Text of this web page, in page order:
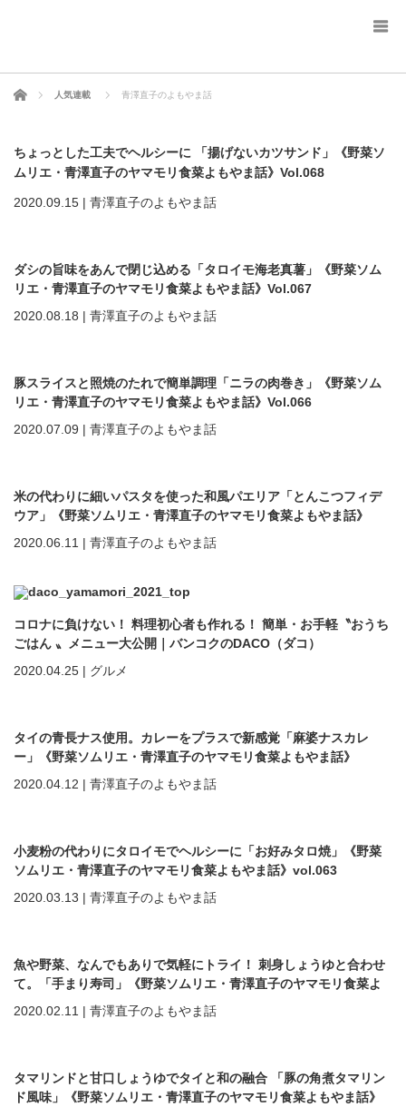
ホーム 人気連載 青澤直子のよもやま話
ちょっとした工夫でヘルシーに 「揚げないカツサンド」《野菜ソ
ムリエ・青澤直子のヤマモリ食菜よもやま話》Vol.068
2020.09.15 | 青澤直子のよもやま話
ダシの旨味をあんで閉じ込める「タロイモ海老真薯」《野菜ソム
リエ・青澤直子のヤマモリ食菜よもやま話》Vol.067
2020.08.18 | 青澤直子のよもやま話
豚スライスと照焼のたれで簡単調理「ニラの肉巻き」《野菜ソム
リエ・青澤直子のヤマモリ食菜よもやま話》Vol.066
2020.07.09 | 青澤直子のよもやま話
米の代わりに細いパスタを使った和風パエリア「とんこつフィデ
ウア」《野菜ソムリエ・青澤直子のヤマモリ食菜よもやま話》
2020.06.11 | 青澤直子のよもやま話
コロナに負けない！ 料理初心者も作れる！ 簡単・お手軽〝おうち
ごはん 〟メニュー大公開｜バンコクのDACO（ダコ）
2020.04.25 | グルメ
タイの青長ナス使用。カレーをプラスで新感覚「麻婆ナスカレ
ー」《野菜ソムリエ・青澤直子のヤマモリ食菜よもやま話》
2020.04.12 | 青澤直子のよもやま話
小麦粉の代わりにタロイモでヘルシーに「お好みタロ焼」《野菜
ソムリエ・青澤直子のヤマモリ食菜よもやま話》vol.063
2020.03.13 | 青澤直子のよもやま話
魚や野菜、なんでもありで気軽にトライ！ 刺身しょうゆと合わせ
て。「手まり寿司」《野菜ソムリエ・青澤直子のヤマモリ食菜よ
もやま話》vol.062
2020.02.11 | 青澤直子のよもやま話
タマリンドと甘口しょうゆでタイと和の融合 「豚の角煮タマリン
ド風味」《野菜ソムリエ・青澤直子のヤマモリ食菜よもやま話》